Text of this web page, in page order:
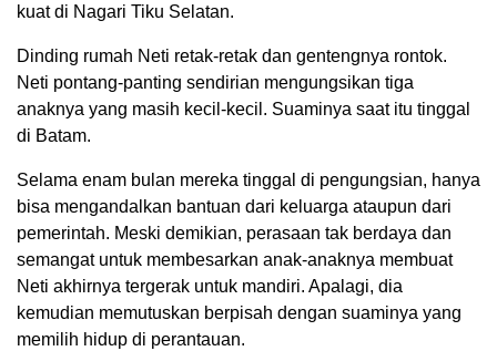
kuat di Nagari Tiku Selatan.
Dinding rumah Neti retak-retak dan gentengnya rontok.
Neti pontang-panting sendirian mengungsikan tiga
anaknya yang masih kecil-kecil. Suaminya saat itu tinggal
di Batam.
Selama enam bulan mereka tinggal di pengungsian, hanya
bisa mengandalkan bantuan dari keluarga ataupun dari
pemerintah. Meski demikian, perasaan tak berdaya dan
semangat untuk membesarkan anak-anaknya membuat
Neti akhirnya tergerak untuk mandiri. Apalagi, dia
kemudian memutuskan berpisah dengan suaminya yang
memilih hidup di perantauan.